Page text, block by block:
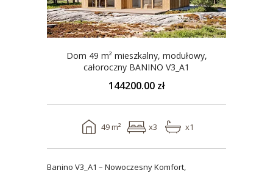
Dom 49 m² mieszkalny, modułowy,
całoroczny BANINO V3_A1
144200.00 zł
49 m² x3 x1
Banino V3_A1 – Nowoczesny Komfort,